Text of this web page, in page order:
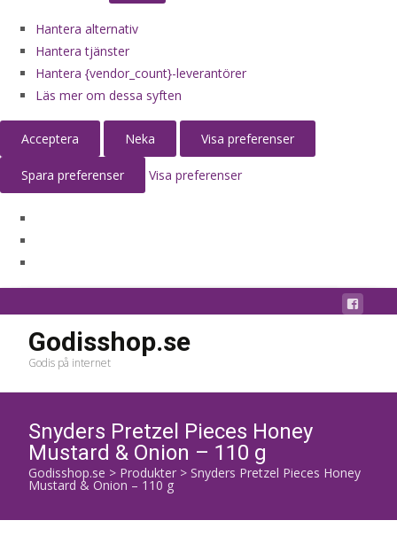
Hantera alternativ
Hantera tjänster
Hantera {vendor_count}-leverantörer
Läs mer om dessa syften
Acceptera Neka Visa preferenser
Spara preferenser Visa preferenser
Godisshop.se
Godis på internet
Snyders Pretzel Pieces Honey
Mustard & Onion – 110 g
Godisshop.se > Produkter > Snyders Pretzel Pieces Honey
Mustard & Onion – 110 g